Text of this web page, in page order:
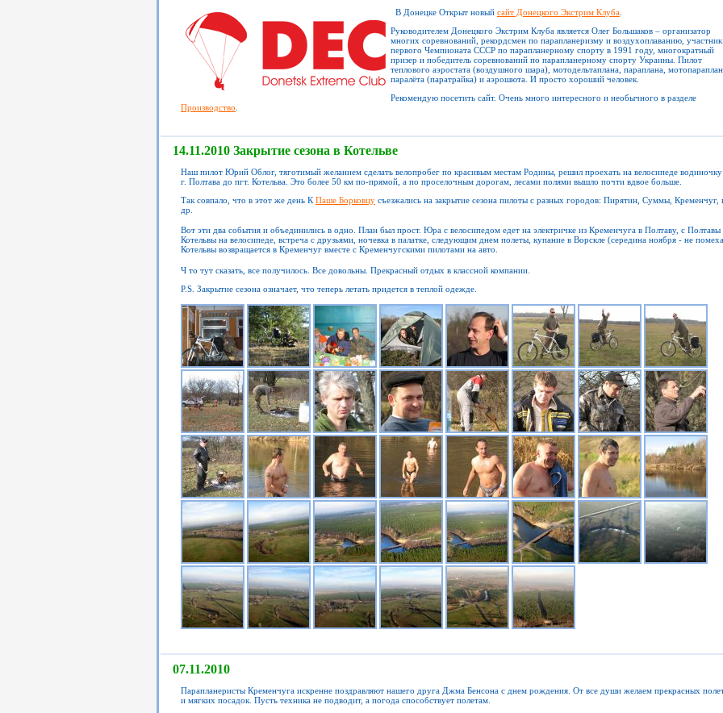
В Донецке Открыт новый сайт Донецкого Экстрим Клуба
Руководителем Донецкого Экстрим Клуба является Олег Большаков – организатор
многих соревнований, рекордсмен по парапланеризму и воздухоплаванию, участник
первого Чемпионата СССР по парапланерному спорту в 1991 году, многократный
призер и победитель соревнований по парапланерному спорту Украины. Пилот
теплового аэростата (воздушного шара), мотодельтаплана, параплана,
паралёта (паратрайка) и аэрошюта. И просто хороший человек.
Рекомендую посетить сайт. Очень много интересного и необычного в разделе
Производство
14.11.2010 Закрытие сезона в Котельве
Наш пилот Юрий Облог, тяготимый желанием сделать велопробег по красивым местам Родины, решил проехать на велосипеде
г. Полтава до пгт. Котельва. Это более 50 км по-прямой, а по проселочным дорогам, лесами полями вышло почти вдвое больше.
Так совпало, что в этот же день К Паше Борковцу съезжались на закрытие сезона пилоты с разных городов: Пирятин, Суммы, Кременчуг,
др.
Вот эти два события и объединились в одно. План был прост. Юра с велосипедом едет на электричке из Кременчуга в Полтаву, с Полтавы
Котельвы на велосипеде, встреча с друзьями, ночевка в палатке, следующим днем полеты, купание в Ворскле (середина ноября - не
Котельвы возвращается в Кременчуг вместе с Кременчугскими пилотами на авто.
Ч то тут сказать, все получилось. Все довольны. Прекрасный отдых в классной компании.
P.S. Закрытие сезона означает, что теперь летать придется в теплой одежде.
07.11.2010
Парапланеристы Кременчуга искренне поздравляют нашего друга Джма Бенсона с днем рождения. От все души желаем прекрасных
и мягких посадок. Пусть техника не подводит, а погода способствует полетам.